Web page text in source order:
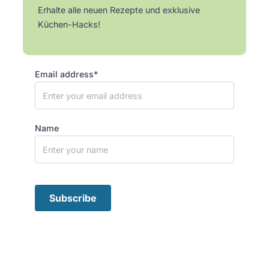
Erhalte alle neuen Rezepte und exklusive
Küchen-Hacks!
Email address*
Name